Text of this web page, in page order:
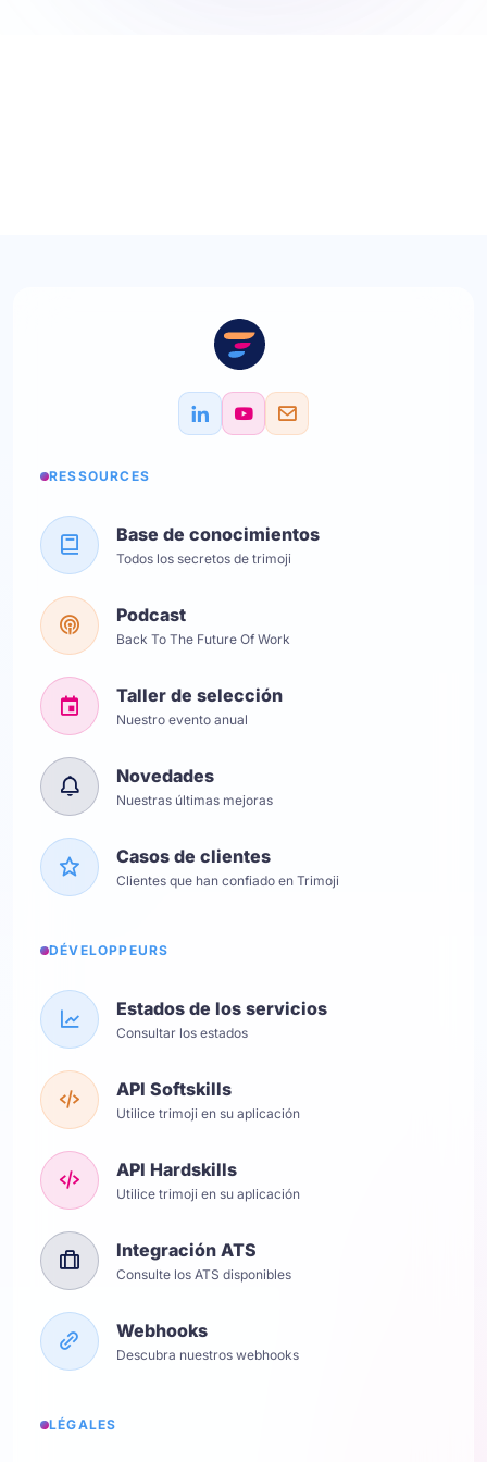
RESSOURCES
Base de conocimientos
Todos los secretos de trimoji
Podcast
Back To The Future Of Work
Taller de selección
Nuestro evento anual
Novedades
Nuestras últimas mejoras
Casos de clientes
Clientes que han confiado en Trimoji
DÉVELOPPEURS
Estados de los servicios
Consultar los estados
API Softskills
Utilice trimoji en su aplicación
API Hardskills
Utilice trimoji en su aplicación
Integración ATS
Consulte los ATS disponibles
Webhooks
Descubra nuestros webhooks
LÉGALES